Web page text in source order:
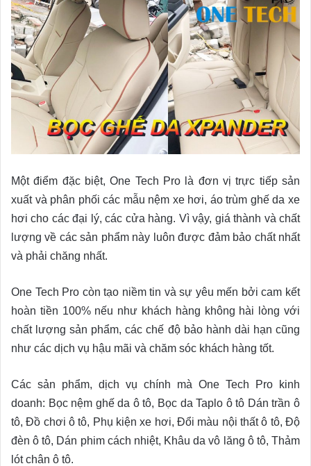
Một điểm đặc biệt, One Tech Pro là đơn vị trực tiếp sản
xuất và phân phối các mẫu nệm xe hơi, áo trùm ghế da xe
hơi cho các đại lý, các cửa hàng. Vì vậy, giá thành và chất
lượng về các sản phẩm này luôn được đảm bảo chất nhất
và phải chăng nhất.
One Tech Pro còn tạo niềm tin và sự yêu mến bởi cam kết
hoàn tiền 100% nếu như khách hàng không hài lòng với
chất lượng sản phẩm, các chế độ bảo hành dài hạn cũng
như các dịch vụ hậu mãi và chăm sóc khách hàng tốt.
Các sản phẩm, dịch vụ chính mà One Tech Pro kinh
doanh: Bọc nệm ghế da ô tô, Bọc da Taplo ô tô Dán trần ô
tô, Đồ chơi ô tô, Phụ kiện xe hơi, Đổi màu nội thất ô tô, Độ
đèn ô tô, Dán phim cách nhiệt, Khâu da vô lăng ô tô, Thảm
lót chân ô tô.